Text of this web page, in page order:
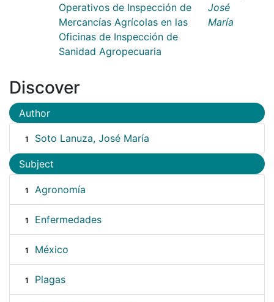
Operativos de Inspección de
Mercancías Agrícolas en las
Oficinas de Inspección de
Sanidad Agropecuaria
José
María
Discover
Author
1 Soto Lanuza, José María
Subject
1 Agronomía
1 Enfermedades
1 México
1 Plagas